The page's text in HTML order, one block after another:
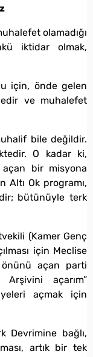
olamadığı
iktidar olmak,
önde gelen
ve muhalefet
bile değildir.
O kadar ki,
açan bir misyona
Altı Ok programı,
bütünüyle terk
(Kamer Genç
için Meclise
önünü açan parti
açarım”
açmak için
bağlı,
artık bir tek